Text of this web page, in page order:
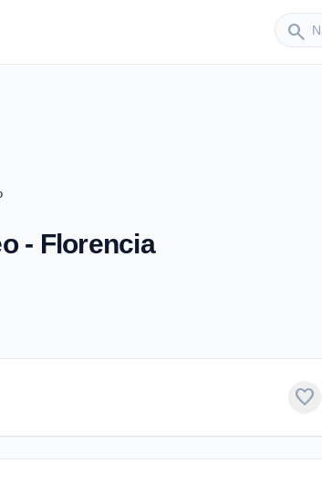
search
Sender
- Florencia
favorite